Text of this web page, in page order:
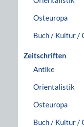
Osteuropa
Buch / Kultur /
Zeitschriften
Antike
Orientalistik
Osteuropa
Buch / Kultur /